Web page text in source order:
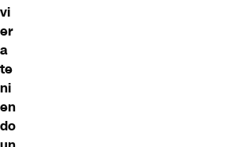
vi
er
a
te
ni
en
do